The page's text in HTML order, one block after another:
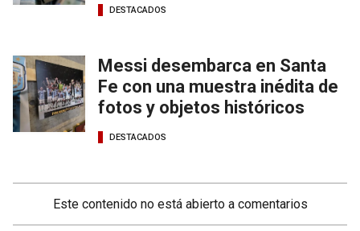
DESTACADOS
Messi desembarca en Santa
Fe con una muestra inédita de
fotos y objetos históricos
DESTACADOS
Este contenido no está abierto a comentarios